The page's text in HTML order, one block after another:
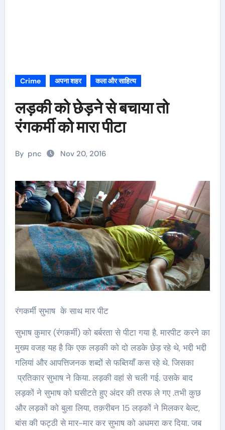
Crime अपना शहर कला और साहित्य
लड़की को छेड़ने से बचाया तो
रंगकर्मी को मारा पीटा
By pnc Nov 20, 2016
रंगकर्मी सुभाष के साथ मार पीट
सुभाष कुमार (रंगकर्मी) को बर्बरता से पीटा गया है. मारपीट करने का
मुख्य वजह यह है कि एक लड़की को दो लडके छेड़ रहे थे, भद्दी भद्दी
गलियां और आपत्तिजनक शब्दों से फब्तियाँ कस रहे थे. जिसका
प्रतिकार सुभाष ने किया. लड़की वहां से चली गई. उसके बाद
लड़कों ने सुभाष को घसीटते हुए अंदर की तरफ ले गए .तभी कुछ
और लड़कों को बुला लिया, तक़रीबन 15 लड़कों ने मिलकर बेल्ट,
बांस की फट्ठी से मार-मार कर सुभाष को अधमरा कर दिया. जब